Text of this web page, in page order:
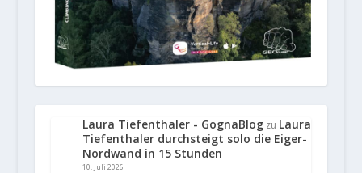
Laura Tiefenthaler - GognaBlogzu Laura
Tiefenthaler durchsteigt solo die Eiger-
Nordwand in 15 Stunden
10. Juli 2026